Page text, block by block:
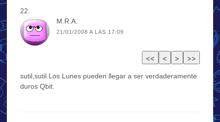
M.R.A.
21/01/2008 A LAS 17:09
sutil,sutil.Los Lunes pueden llegar a ser verdaderamente
duros Qbit.